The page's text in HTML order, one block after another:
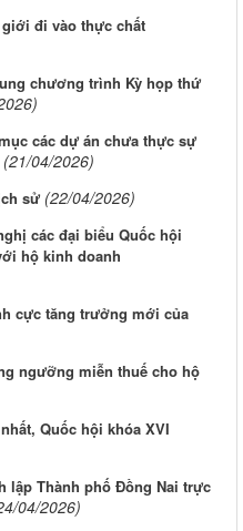
đi vào thực chất
chương trình Kỳ họp thứ
các dự án chưa thực sự
(21/04/2026)
sử (22/04/2026)
các đại biểu Quốc hội
hộ kinh doanh
cực tăng trưởng mới của
ngưỡng miễn thuế cho hộ
Quốc hội khóa XVI
lập Thành phố Đồng Nai trực
04/2026)